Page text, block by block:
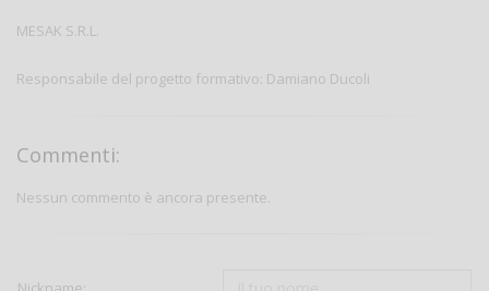
MESAK S.R.L.
Responsabile del progetto formativo: Damiano Ducoli
Commenti:
Nessun commento è ancora presente.